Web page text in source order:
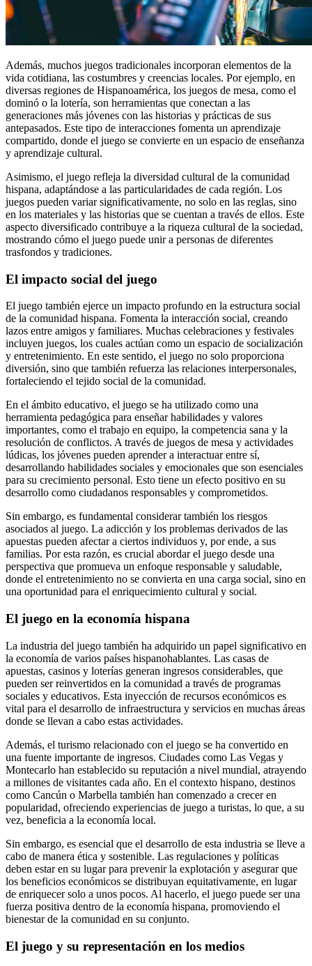
Además, muchos juegos tradicionales incorporan elementos de la
vida cotidiana, las costumbres y creencias locales. Por ejemplo, en
diversas regiones de Hispanoamérica, los juegos de mesa, como el
dominó o la lotería, son herramientas que conectan a las
generaciones más jóvenes con las historias y prácticas de sus
antepasados. Este tipo de interacciones fomenta un aprendizaje
compartido, donde el juego se convierte en un espacio de enseñanza
y aprendizaje cultural.
Asimismo, el juego refleja la diversidad cultural de la comunidad
hispana, adaptándose a las particularidades de cada región. Los
juegos pueden variar significativamente, no solo en las reglas, sino
en los materiales y las historias que se cuentan a través de ellos. Este
aspecto diversificado contribuye a la riqueza cultural de la sociedad,
mostrando cómo el juego puede unir a personas de diferentes
trasfondos y tradiciones.
El impacto social del juego
El juego también ejerce un impacto profundo en la estructura social
de la comunidad hispana. Fomenta la interacción social, creando
lazos entre amigos y familiares. Muchas celebraciones y festivales
incluyen juegos, los cuales actúan como un espacio de socialización
y entretenimiento. En este sentido, el juego no solo proporciona
diversión, sino que también refuerza las relaciones interpersonales,
fortaleciendo el tejido social de la comunidad.
En el ámbito educativo, el juego se ha utilizado como una
herramienta pedagógica para enseñar habilidades y valores
importantes, como el trabajo en equipo, la competencia sana y la
resolución de conflictos. A través de juegos de mesa y actividades
lúdicas, los jóvenes pueden aprender a interactuar entre sí,
desarrollando habilidades sociales y emocionales que son esenciales
para su crecimiento personal. Esto tiene un efecto positivo en su
desarrollo como ciudadanos responsables y comprometidos.
Sin embargo, es fundamental considerar también los riesgos
asociados al juego. La adicción y los problemas derivados de las
apuestas pueden afectar a ciertos individuos y, por ende, a sus
familias. Por esta razón, es crucial abordar el juego desde una
perspectiva que promueva un enfoque responsable y saludable,
donde el entretenimiento no se convierta en una carga social, sino en
una oportunidad para el enriquecimiento cultural y social.
El juego en la economía hispana
La industria del juego también ha adquirido un papel significativo en
la economía de varios países hispanohablantes. Las casas de
apuestas, casinos y loterías generan ingresos considerables, que
pueden ser reinvertidos en la comunidad a través de programas
sociales y educativos. Esta inyección de recursos económicos es
vital para el desarrollo de infraestructura y servicios en muchas áreas
donde se llevan a cabo estas actividades.
Además, el turismo relacionado con el juego se ha convertido en
una fuente importante de ingresos. Ciudades como Las Vegas y
Montecarlo han establecido su reputación a nivel mundial, atrayendo
a millones de visitantes cada año. En el contexto hispano, destinos
como Cancún o Marbella también han comenzado a crecer en
popularidad, ofreciendo experiencias de juego a turistas, lo que, a su
vez, beneficia a la economía local.
Sin embargo, es esencial que el desarrollo de esta industria se lleve a
cabo de manera ética y sostenible. Las regulaciones y políticas
deben estar en su lugar para prevenir la explotación y asegurar que
los beneficios económicos se distribuyan equitativamente, en lugar
de enriquecer solo a unos pocos. Al hacerlo, el juego puede ser una
fuerza positiva dentro de la economía hispana, promoviendo el
bienestar de la comunidad en su conjunto.
El juego y su representación en los medios